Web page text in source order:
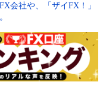
会社や、「ザイFX！」